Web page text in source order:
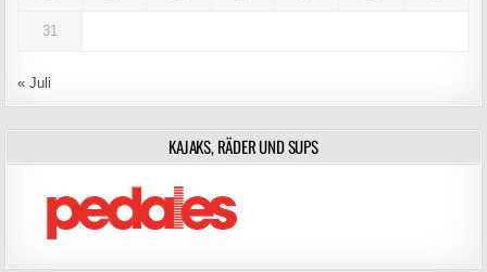
31
« Juli
KAJAKS, RÄDER UND SUPS